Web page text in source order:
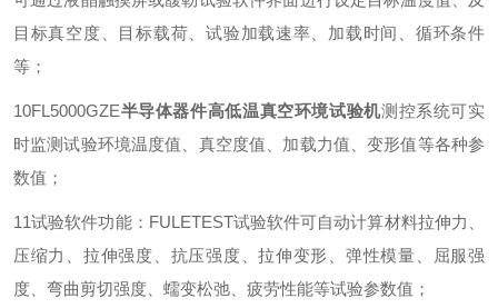
目标真空度、目标载荷、试验加载速率、加载时间、循环条件
等；
10FL5000GZE半导体器件高低温真空环境试验机测控系统可实
时监测试验环境温度值、真空度值、加载力值、变形值等各种参
数值；
11试验软件功能： FULETEST试验软件可自动计算材料拉伸力、
压缩力、拉伸强度、抗压强度、拉伸变形、弹性模量、屈服强
度、弯曲剪切强度、蠕变松弛、疲劳性能等试验参数值；